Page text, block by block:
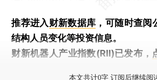
推荐进入财新数据库 ，可随时查阅
结构人员变化等投资信息。
财新机器人产业指数(RII)已发布，
本文共计0字 订阅后继续阅